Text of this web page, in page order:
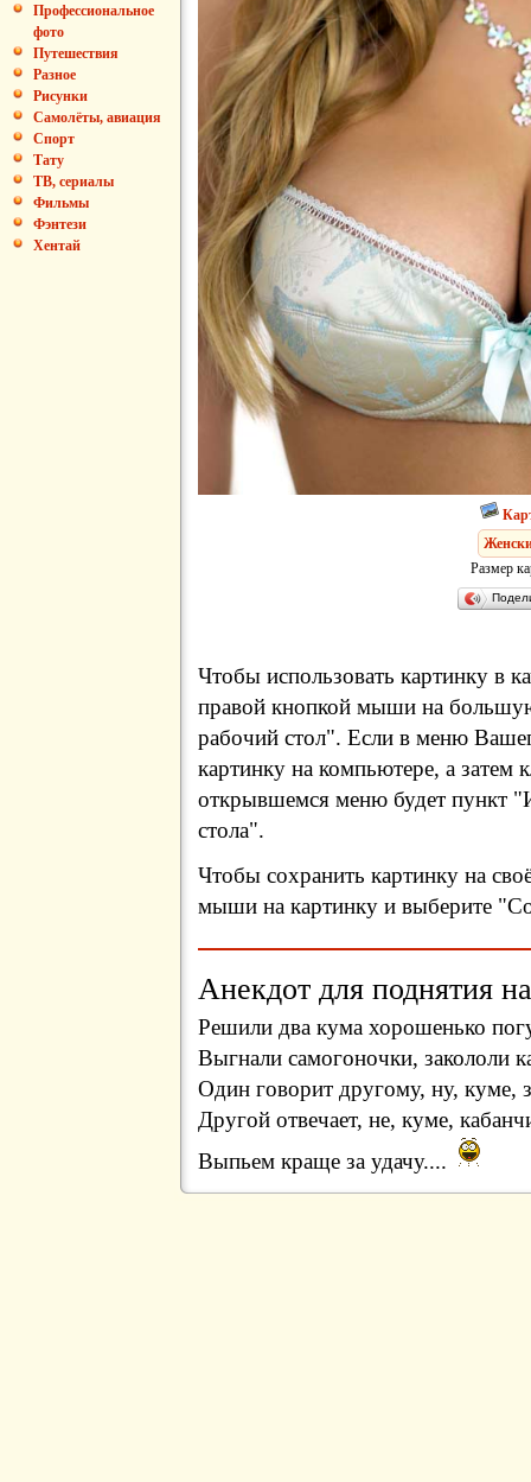
Профессиональное
фото
Путешествия
Разное
Рисунки
Самолёты, авиация
Спорт
Тату
ТВ, сериалы
Фильмы
Фэнтези
Хентай
Размер
Чтобы использовать картинку в
правой кнопкой мыши на
рабочий стол". Если в меню
картинку на компьютере, а затем
открывшемся меню будет пункт
стола".
Чтобы сохранить картинку на
мыши на картинку и выберите
Анекдот для поднятия
Решили два кума хорошенько
Выгнали самогоночки, закололи
Один говорит другому, ну, куме,
Другой отвечает, не, куме,
Выпьем краще за удачу....